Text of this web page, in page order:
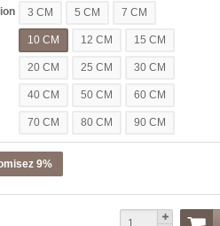
3 CM 5 CM 7 CM
10 CM 12 CM 15 CM
20 CM 25 CM 30 CM
40 CM 50 CM 60 CM
70 CM 80 CM 90 CM
9%